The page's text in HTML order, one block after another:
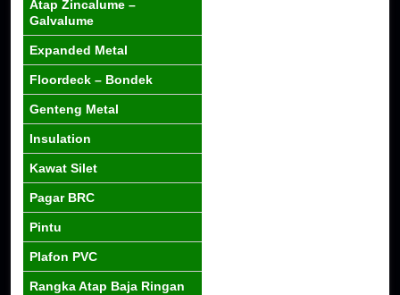
Atap Zincalume –
Galvalume
Expanded Metal
Floordeck – Bondek
Genteng Metal
Insulation
Kawat Silet
Pagar BRC
Pintu
Plafon PVC
Rangka Atap Baja Ringan